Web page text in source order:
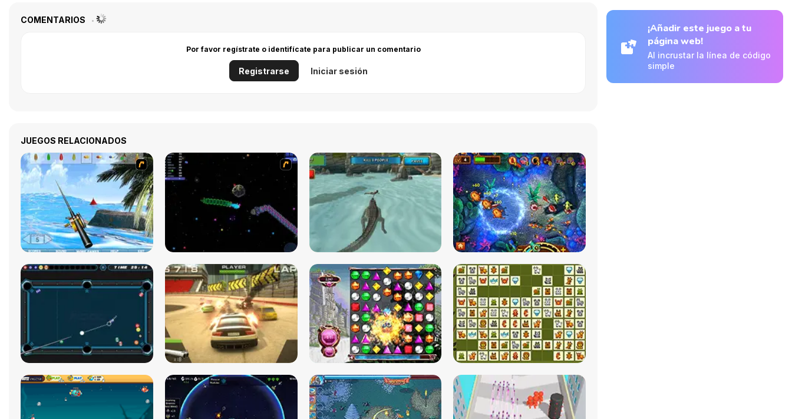
COMENTARIOS
Por favor regístrate o identifícate para publicar un comentario
Registrarse Iniciar sesión
JUEGOS RELACIONADOS
¡Añadir este juego a tu
página web!
Al incrustar la línea de código
simple